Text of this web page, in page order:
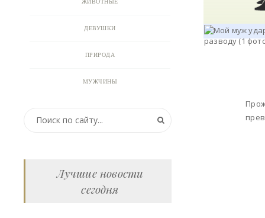
ЖИВОТНЫЕ
ДЕВУШКИ
ПРИРОДА
МУЖЧИНЫ
ОТКРЫТКИ
Лучшие новости
сегодня